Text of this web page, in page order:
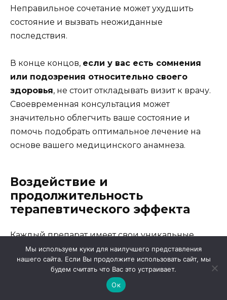
Неправильное сочетание может ухудшить
состояние и вызвать неожиданные
последствия.
В конце концов, если у вас есть сомнения
или подозрения относительно своего
здоровья, не стоит откладывать визит к врачу.
Своевременная консультация может
значительно облегчить ваше состояние и
помочь подобрать оптимальное лечение на
основе вашего медицинского анамнеза.
Воздействие и
продолжительность
терапевтического эффекта
Каждый препарат имеет свои уникальные
характеристики, которые определяют, как и
насколько долго он будет оказывать
необходимое воздействие на организм. Важно
понимать, что разные факторы могут влиять на
Мы используем куки для наилучшего представления
нашего сайта. Если Вы продолжите использовать сайт, мы
будем считать что Вас это устраивает.
Ок